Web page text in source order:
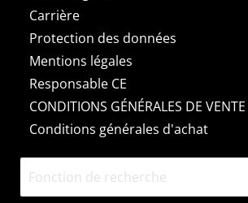
i
n a
Carrière
Protection des données
Mentions légales
Responsable CE
CONDITIONS GÉNÉRALES DE VENTE
Conditions générales d'achat